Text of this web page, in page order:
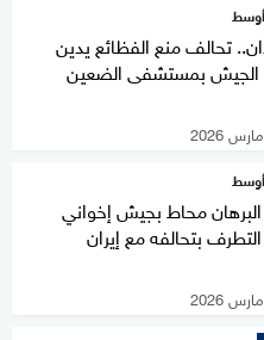
تحالف منع الفظائع يدين
الجيش بمستشفى الضعين
البرهان محاط بجيش إخواني
بتحالفه مع إيران